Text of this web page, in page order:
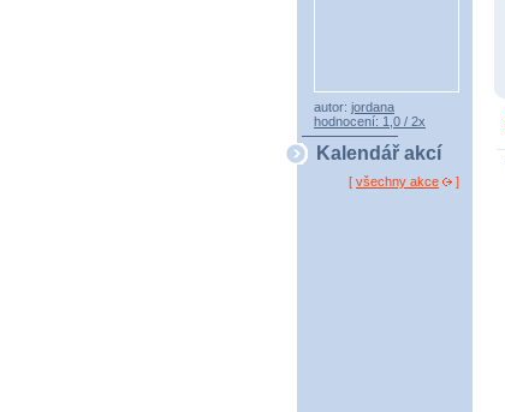
autor: jordana
hodnocení: 1,0 / 2x
Kalendář akcí
[ všechny akce ]